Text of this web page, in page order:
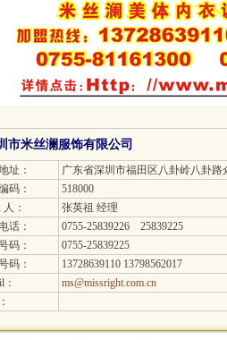
市米丝澜服饰有限公司
址：
广东省深圳市福田区八卦岭八卦路
码：
518000
：
张英祖 经理
话：
0755-25839226 25839225
码：
0755-25839225
码：
13728639110 13798562017
：
ms@missright.com.cn